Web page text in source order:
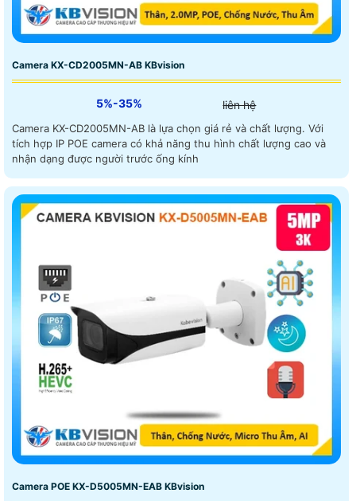
Camera KX-CD2005MN-AB KBvision
5%-35% liên hệ
Camera KX-CD2005MN-AB là lựa chọn giá rẻ và chất lượng. Với
tích hợp IP POE camera có khả năng thu hình chất lượng cao và
nhận dạng được người trước ống kính
Camera POE KX-D5005MN-EAB KBvision